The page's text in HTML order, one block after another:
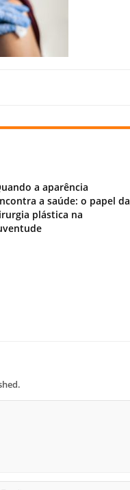
a aparência
a saúde: o papel da
plástica na